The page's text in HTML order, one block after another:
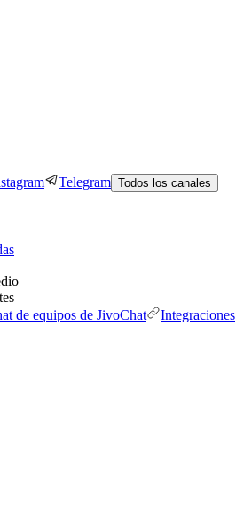
Telegram Todos los canales
de equipos de JivoChat Integraciones